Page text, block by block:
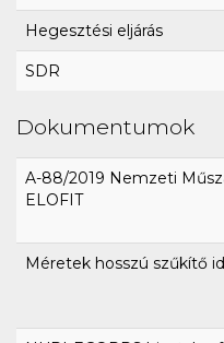
Hegesztési eljárás
SDR
Dokumentumok
A-88/2019 Nemzeti
ELOFIT
Méretek hosszú szűkítő